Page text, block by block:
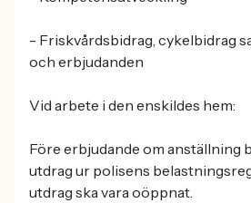
- Friskvårdsbidrag, cykelbidrag
och erbjudanden
Vid arbete i den enskildes hem:
Före erbjudande om anställning
utdrag ur polisens
utdrag ska vara oöppnat.